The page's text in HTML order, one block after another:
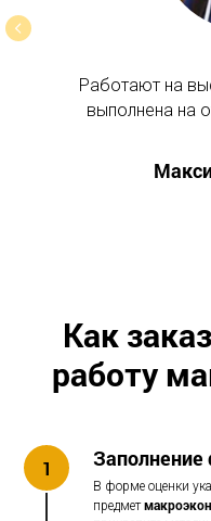
Работают на
выполнена на
Как
работу
1
В форме оценки
предмет